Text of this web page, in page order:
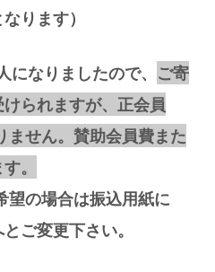
ります）
なりましたので、 ご寄
られますが、正会員
ません。賛助会員費また
。
の場合は振込用紙に
ご変更下さい。